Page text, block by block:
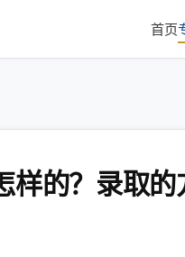
首页
样的？录取的